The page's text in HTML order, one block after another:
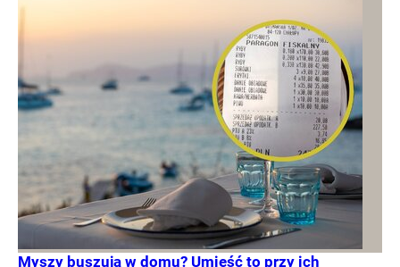
Myszy buszują w domu? Umieść to przy ich